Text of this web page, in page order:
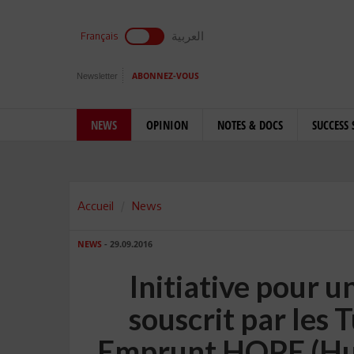
Français العربية
Newsletter ABONNEZ-VOUS
NEWS OPINION NOTES & DOCS SUCCESS
Accueil News
NEWS - 29.09.2016
Initiative pour
souscrit par les